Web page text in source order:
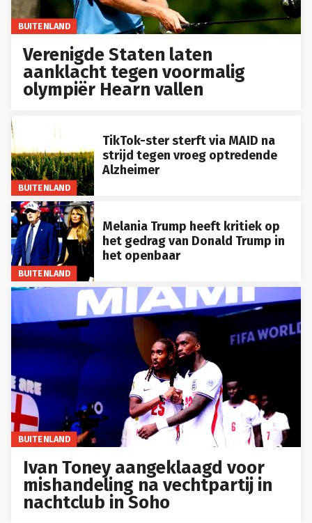
BUITENLAND
Verenigde Staten laten
aanklacht tegen voormalig
olympiër Hearn vallen
BUITENLAND
TikTok-ster sterft via MAID na
strijd tegen vroeg optredende
Alzheimer
BUITENLAND
Melania Trump heeft kritiek op
het gedrag van Donald Trump in
het openbaar
BUITENLAND
Ivan Toney aangeklaagd voor
mishandeling na vechtpartij in
nachtclub in Soho